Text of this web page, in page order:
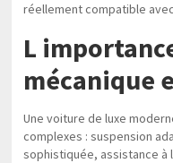
réellement compatible
L
mécanique
Une voiture de luxe
complexes : suspension
sophistiquée, assistance à